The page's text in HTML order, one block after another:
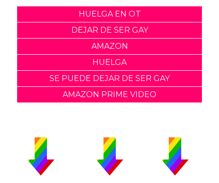
HUELGA EN OT
DEJAR DE SER GAY
AMAZON
HUELGA
SE PUEDE DEJAR DE SER GAY
AMAZON PRIME VIDEO